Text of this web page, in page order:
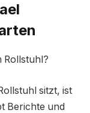
Rollstuhl?
sitzt, ist
Berichte und